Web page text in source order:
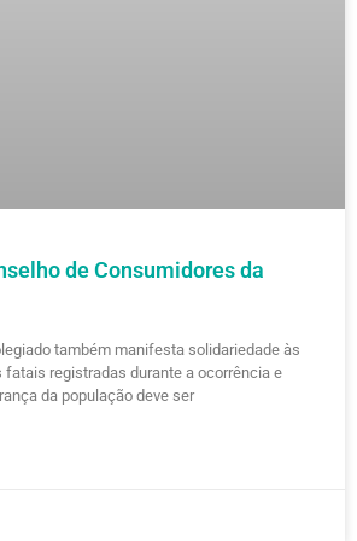
de Consumidores da
também manifesta solidariedade às
registradas durante a ocorrência e
da população deve ser